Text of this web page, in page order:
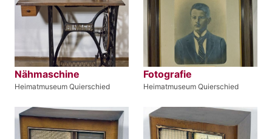
Nähmaschine
Heimatmuseum Quierschied
Fotografie
Heimatmuseum Quierschied